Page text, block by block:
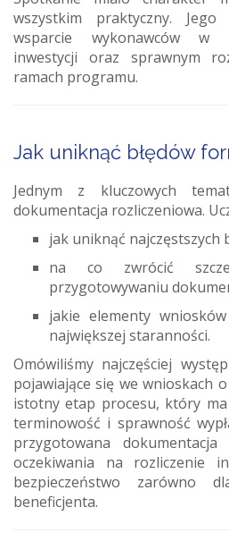
wszystkim praktyczny. Jego
wsparcie wykonawców w
inwestycji oraz sprawnym
ramach programu.
Jak uniknąć błędów
Jednym z kluczowych
dokumentacja rozliczeniowa.
jak uniknąć najczęstszych
na co zwrócić
przygotowywaniu
jakie elementy
największej staranności.
Omówiliśmy najczęściej
pojawiające się we wnioskach
istotny etap procesu, który
terminowość i sprawność
przygotowana
oczekiwania na rozliczenie
bezpieczeństwo zarówno
beneficjenta.